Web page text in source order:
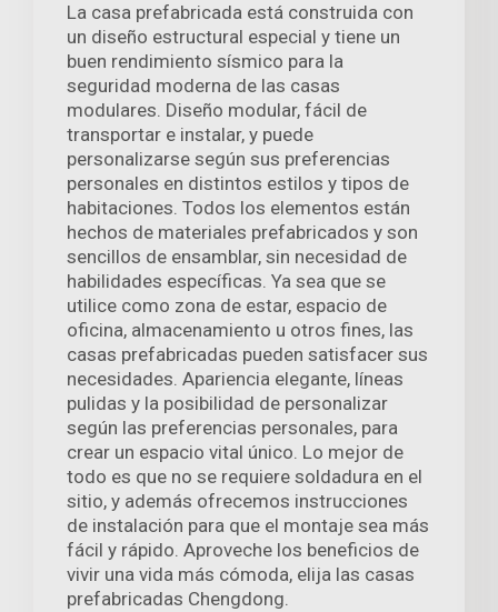
La casa prefabricada está construida con
un diseño estructural especial y tiene un
buen rendimiento sísmico para la
seguridad moderna de las casas
modulares. Diseño modular, fácil de
transportar e instalar, y puede
personalizarse según sus preferencias
personales en distintos estilos y tipos de
habitaciones. Todos los elementos están
hechos de materiales prefabricados y son
sencillos de ensamblar, sin necesidad de
habilidades específicas. Ya sea que se
utilice como zona de estar, espacio de
oficina, almacenamiento u otros fines, las
casas prefabricadas pueden satisfacer sus
necesidades. Apariencia elegante, líneas
pulidas y la posibilidad de personalizar
según las preferencias personales, para
crear un espacio vital único. Lo mejor de
todo es que no se requiere soldadura en el
sitio, y además ofrecemos instrucciones
de instalación para que el montaje sea más
fácil y rápido. Aproveche los beneficios de
vivir una vida más cómoda, elija las casas
prefabricadas Chengdong.